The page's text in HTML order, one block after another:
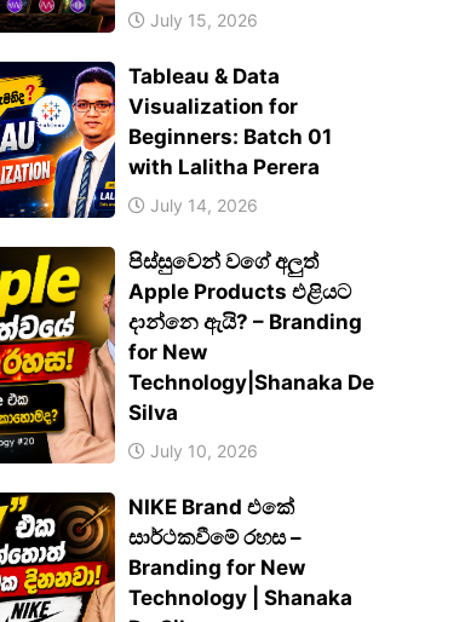
July 15, 2026
Tableau & Data
Visualization for
Beginners: Batch 01
with Lalitha Perera
July 14, 2026
පිස්සුවෙන් වගේ අලුත්
Apple Products එළියට
දාන්නෙ ඇයි? – Branding
for New
Technology|Shanaka De
Silva
July 10, 2026
NIKE Brand එකේ
සාර්ථකවීමේ රහස –
Branding for New
Technology | Shanaka